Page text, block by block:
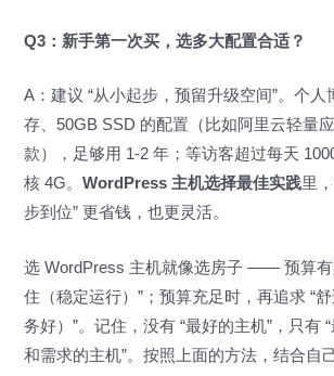
Q3：新手第一次买，选多大配置合适？
A：建议 “从小起步，预留升级空间”。个人
存、50GB SSD 的配置（比如阿里云轻量
款），足够用 1-2 年；等访客超过每天
核 4G。WordPress 主机选择最佳实践里
步到位” 更省钱，也更灵活。
选 WordPress 主机就像选房子 —— 预算有
住（稳定运行）”；预算充足时，再追求 “
务好）”。记住，没有 “最好的主机”，只有
和需求的主机”。按照上面的方法，结合自